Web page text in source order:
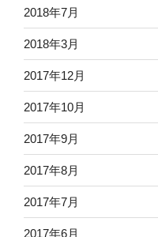
2018年7月
2018年3月
2017年12月
2017年10月
2017年9月
2017年8月
2017年7月
2017年6月